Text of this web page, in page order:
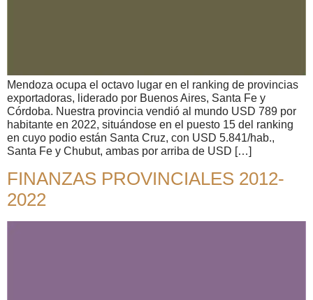
Mendoza ocupa el octavo lugar en el ranking de provincias
exportadoras, liderado por Buenos Aires, Santa Fe y
Córdoba. Nuestra provincia vendió al mundo USD 789 por
habitante en 2022, situándose en el puesto 15 del ranking
en cuyo podio están Santa Cruz, con USD 5.841/hab.,
Santa Fe y Chubut, ambas por arriba de USD […]
FINANZAS PROVINCIALES 2012-
2022